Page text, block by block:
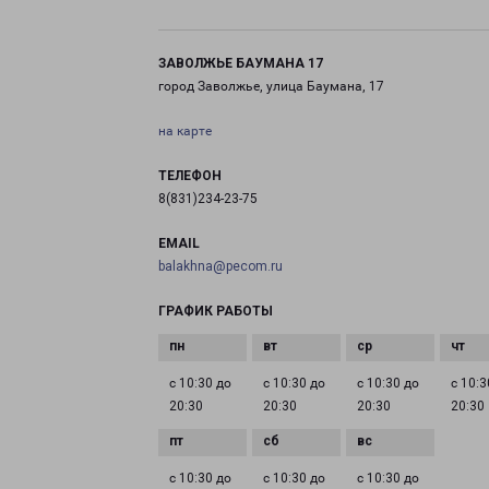
ЗАВОЛЖЬЕ БАУМАНА 17
город Заволжье, улица Баумана, 17
на карте
ТЕЛЕФОН
8(831)234-23-75
EMAIL
balakhna@pecom.ru
ГРАФИК РАБОТЫ
с 10:30 до
20:30
с 10:30 до
20:30
с 10:30 до
20:30
с
20:30
с 10:30 до с 10:30 до с 10:30 до